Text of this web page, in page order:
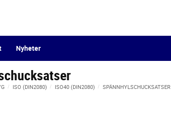
Nyheter
ISO (DIN2080) ISO40 (DIN2080) SPÄNNHYLSCHUCKSATSER